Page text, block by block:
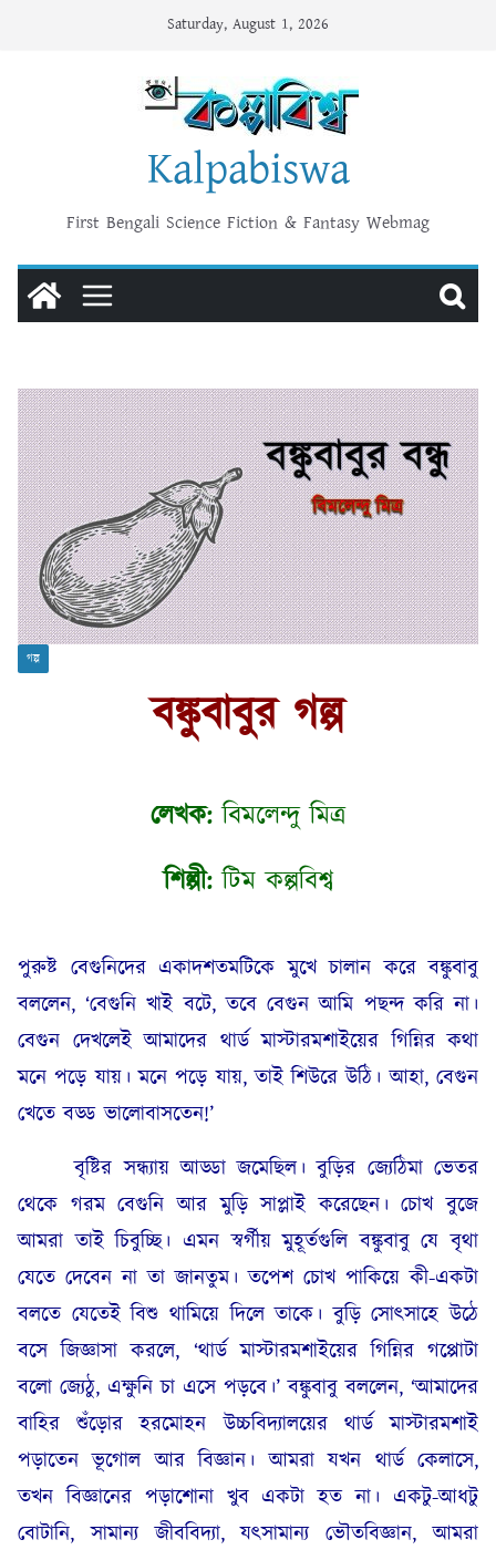
Saturday, August 1, 2026
Kalpabiswa
First Bengali Science Fiction & Fantasy Webmag
গল্প
বঙ্কুবাবুর গল্প
লেখক: বিমলেন্দু মিত্র
শিল্পী:টিম কল্পবিশ্ব
পুরুষ্ট বেগুনিদের একাদশতমটিকে মুখে চালান করে বঙ্কুবাবু
বললেন, ‘বেগুনি খাই বটে, তবে বেগুন আমি পছন্দ করি না।
বেগুন দেখলেই আমাদের থার্ড মাস্টারমশাইয়ের গিন্নির কথা
মনে পড়ে যায়। মনে পড়ে যায়, তাই শিউরে উঠি। আহা, বেগুন
খেতে বড্ড ভালোবাসতেন!’
বৃষ্টির সন্ধ্যায় আড্ডা জমেছিল। বুড়ির জ্যেঠিমা ভেতর
থেকে গরম বেগুনি আর মুড়ি সাপ্লাই করেছেন। চোখ বুজে
আমরা তাই চিবুচ্ছি। এমন স্বৰ্গীয় মুহূর্তগুলি বঙ্কুবাবু যে বৃথা
যেতে দেবেন না তা জানতুম। তপেশ চোখ পাকিয়ে কী-একটা
বলতে যেতেই বিশু থামিয়ে দিলে তাকে। বুড়ি সোৎসাহে উঠে
বসে জিজ্ঞাসা করলে, ‘থার্ড মাস্টারমশাইয়ের গিন্নির গপ্পোটা
বলো জ্যেঠু, এক্ষুনি চা এসে পড়বে।’ বঙ্কুবাবু বললেন, ‘আমাদের
বাহির শুঁড়োর হরমোহন উচ্চবিদ্যালয়ের থার্ড মাস্টারমশাই
পড়াতেন ভূগোল আর বিজ্ঞান। আমরা যখন থার্ড কেলাসে,
তখন বিজ্ঞানের পড়াশোনা খুব একটা হত না। একটু-আধটু
বোটানি, সামান্য জীববিদ্যা, যৎসামান্য ভৌতবিজ্ঞান, আমরা